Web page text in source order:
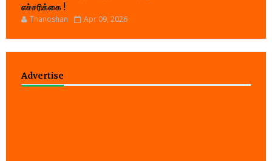
எச்சரிக்கை !
Thanoshan Apr 09, 2026
Advertise